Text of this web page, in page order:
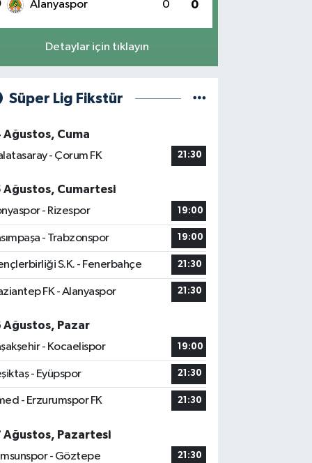
Alanyaspor 0 0
Detaylar için tıklayın
Süper Lig Fikstür
Ağustos, Cuma
- Çorum FK
21:30
Ağustos, Cumartesi
- Rizespor
19:00
- Trabzonspor 19:00
S.K. - Fenerbahçe 21:30
FK - Alanyaspor 21:30
Ağustos, Pazar
- Kocaelispor
19:00
- Eyüpspor 21:30
- Erzurumspor FK 21:30
Ağustos, Pazartesi
- Göztepe
21:30